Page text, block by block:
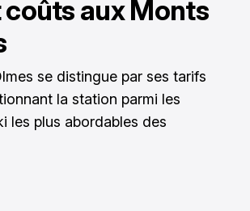
coûts aux Monts
se distingue par ses tarifs
la station parmi les
les plus abordables des